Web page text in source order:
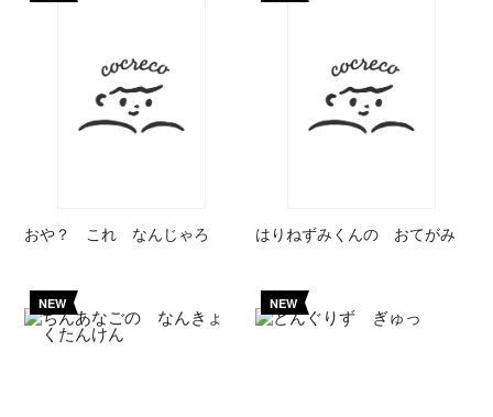
おや？ これ なんじゃろ はりねずみくんの おてがみ
NEW NEW